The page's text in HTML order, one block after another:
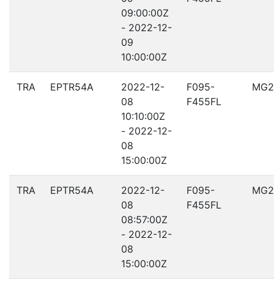
09:00:00Z
- 2022-12-
09
10:00:00Z
TRA EPTR54A
2022-12-
08
10:10:00Z
- 2022-12-
08
15:00:00Z
F095-
F455FL
TRA EPTR54A
2022-12-
08
08:57:00Z
- 2022-12-
08
15:00:00Z
F095-
F455FL